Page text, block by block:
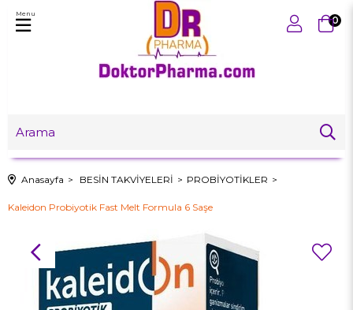
0
Menu
Anasayfa BESİN TAKVİYELERİ PROBİYOTİKLER
Kaleidon Probiyotik Fast Melt Formula 6 Saşe